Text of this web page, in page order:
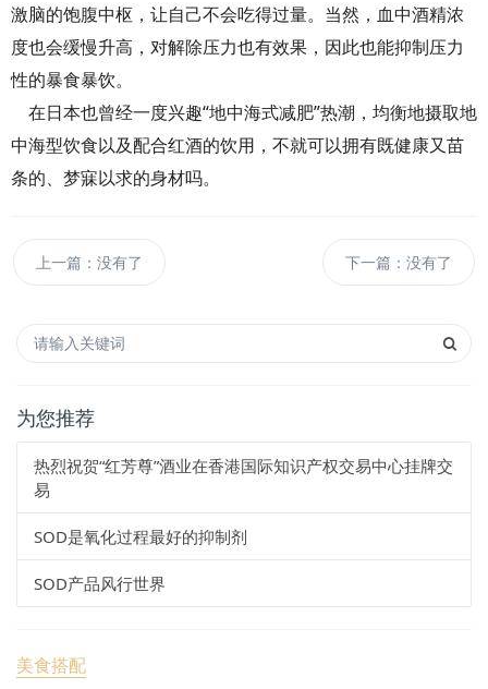
激脑的饱腹中枢，让自己不会吃得过量。当然，血中酒精浓
度也会缓慢升高，对解除压力也有效果，因此也能抑制压力
性的暴食暴饮。
在日本也曾经一度兴趣“地中海式减肥”热潮，均衡地摄取地
中海型饮食以及配合红酒的饮用，不就可以拥有既健康又苗
条的、梦寐以求的身材吗。
上一篇：没有了 下一篇：没有了
为您推荐
热烈祝贺“红芳尊”酒业在香港国际知识产权交易中心挂牌交
易
SOD是氧化过程最好的抑制剂
SOD产品风行世界
美食搭配